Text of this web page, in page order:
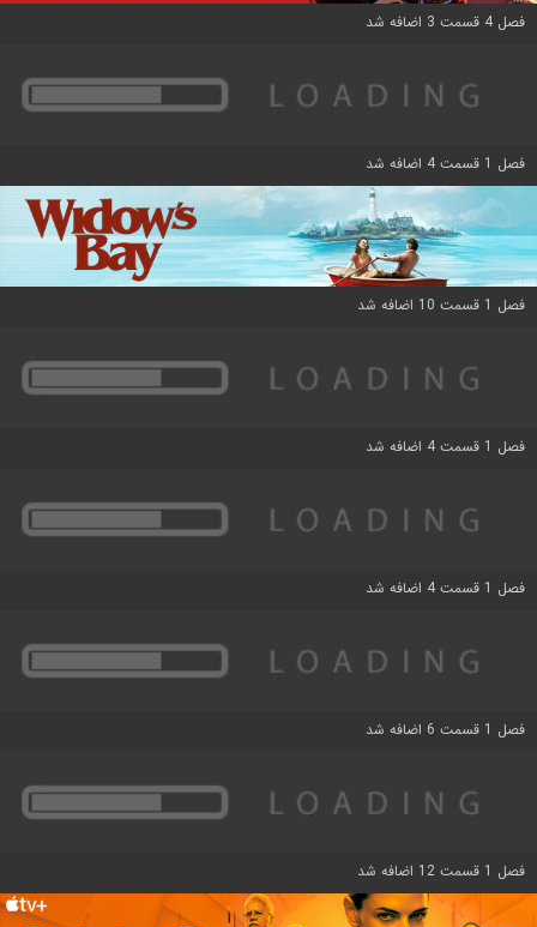
فصل 4 قسمت 3 اضافه شد
فصل 1 قسمت 4 اضافه شد
فصل 1 قسمت 10 اضافه شد
فصل 1 قسمت 4 اضافه شد
فصل 1 قسمت 4 اضافه شد
فصل 1 قسمت 6 اضافه شد
فصل 1 قسمت 12 اضافه شد